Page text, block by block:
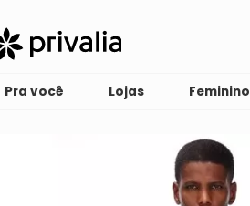
Pra você Lojas Feminino